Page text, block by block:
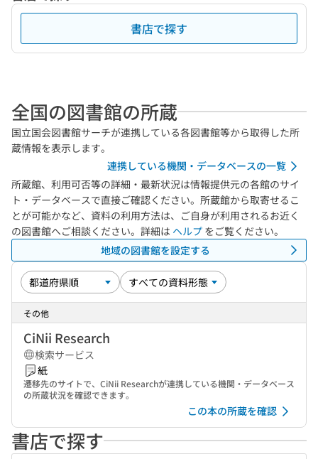
書店で探す
全国の図書館の所蔵
国立国会図書館サーチが連携している各図書館等から取得した所
蔵情報を表示します。
連携している機関・データベースの一覧
所蔵館、利用可否等の詳細・最新状況は情報提供元の各館のサイ
ト・データベースで直接ご確認ください。所蔵館から取寄せるこ
とが可能かなど、資料の利用方法は、ご自身が利用されるお近く
の図書館へご相談ください。詳細は ヘルプ をご覧ください。
地域の図書館を設定する
その他
CiNii Research
検索サービス
紙
遷移先のサイトで、CiNii Researchが連携している機関・データベース
の所蔵状況を確認できます。
この本の所蔵を確認
書店で探す